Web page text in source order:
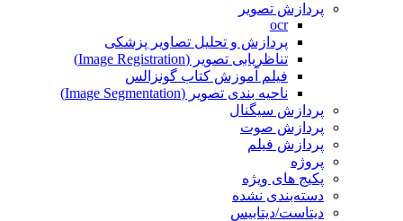
پردازش تصویر
ocr
پردازش و تحلیل تصاویر پزشکی
تناظریابی تصویر (Image Registration)
فیلم آموزش کتاب گونزالس
ناحیه بندی تصویر (Image Segmentation)
پردازش سیگنال
پردازش صوت
پردازش فیلم
پروژه
پکیج های ویژه
دسته‌بندی نشده
دیتاست/دیتابیس